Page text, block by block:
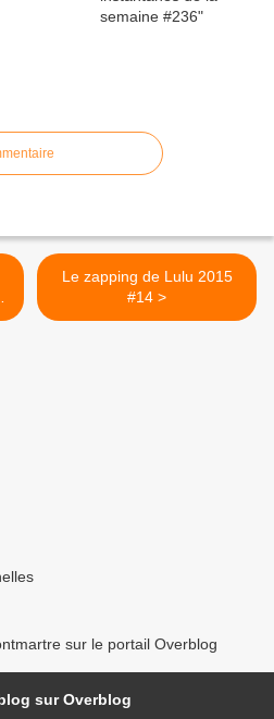
Le zapping de Lulu 2015
#14 >
sur le portail Overblog
sur Overblog